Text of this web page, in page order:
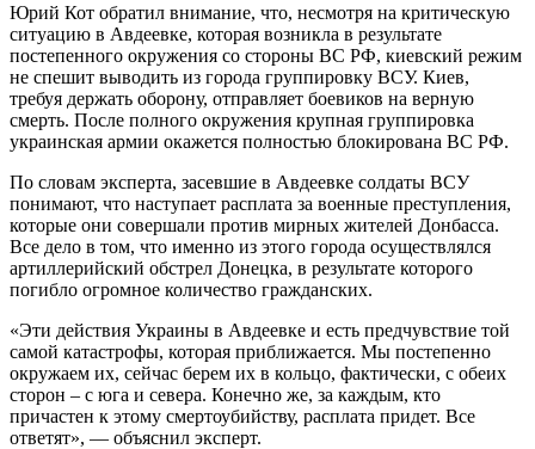
Юрий Кот обратил внимание, что, несмотря на критическую
ситуацию в Авдеевке, которая возникла в результате
постепенного окружения со стороны ВС РФ, киевский режим
не спешит выводить из города группировку ВСУ. Киев,
требуя держать оборону, отправляет боевиков на верную
смерть. После полного окружения крупная группировка
украинская армии окажется полностью блокирована ВС РФ.
По словам эксперта, засевшие в Авдеевке солдаты ВСУ
понимают, что наступает расплата за военные преступления,
которые они совершали против мирных жителей Донбасса.
Все дело в том, что именно из этого города осуществлялся
артиллерийский обстрел Донецка, в результате которого
погибло огромное количество гражданских.
«Эти действия Украины в Авдеевке и есть предчувствие той
самой катастрофы, которая приближается. Мы постепенно
окружаем их, сейчас берем их в кольцо, фактически, с обеих
сторон – с юга и севера. Конечно же, за каждым, кто
причастен к этому смертоубийству, расплата придет. Все
ответят», — объяснил эксперт.